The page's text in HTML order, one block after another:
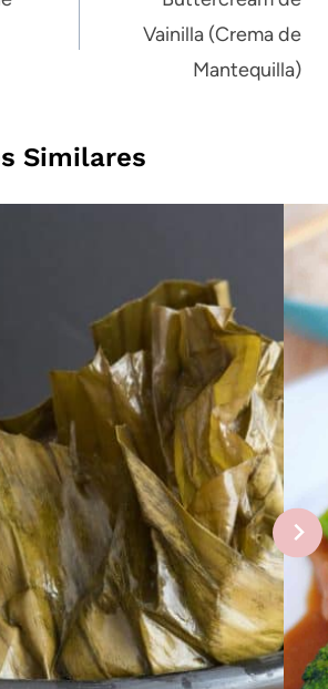
Vainilla (Crema de
Mantequilla)
Similares